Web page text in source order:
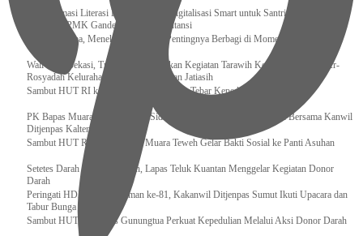
Transformasi Literasi Keuangan dan Digitalisasi Smart untuk Santri Produktif
Kemenko PMK Gandeng Beberapa Intansi
Peduli Sesama, Menekraf Tekankan Pentingnya Berbagi di Momen Ramadan
Wali Kota Bekasi, Tri Adhianto Lakukan Kegiatan Tarawih Keliling di Masjid Ar-
Rosyadah Kelurahan Jatirasa Kecamatan Jatiasih
Sambut HUT RI ke-81, Lapas Gunungtua Tebar Kepedulian Lewat Bansos
‎PK Bapas Muara Teweh Hadiri Sidang TPP di Lapas Muara Teweh Bersama Kanwil
Ditjenpas Kalteng
‎Sambut HUT RI ke 81, Bapas Muara Teweh Gelar Bakti Sosial ke Panti Asuhan
Setetes Darah Sejuta Harapan, Lapas Teluk Kuantan Menggelar Kegiatan Donor
Darah
Peringati HDKD Pengayoman ke-81, Kakanwil Ditjenpas Sumut Ikuti Upacara dan
Tabur Bunga di TMP
Sambut HUT RI, Lapas Gunungtua Perkuat Kepedulian Melalui Aksi Donor Darah